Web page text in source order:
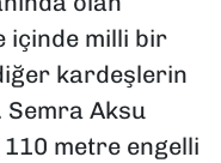
içinde milli bir
kardeşlerin
Aksu
metre engelli